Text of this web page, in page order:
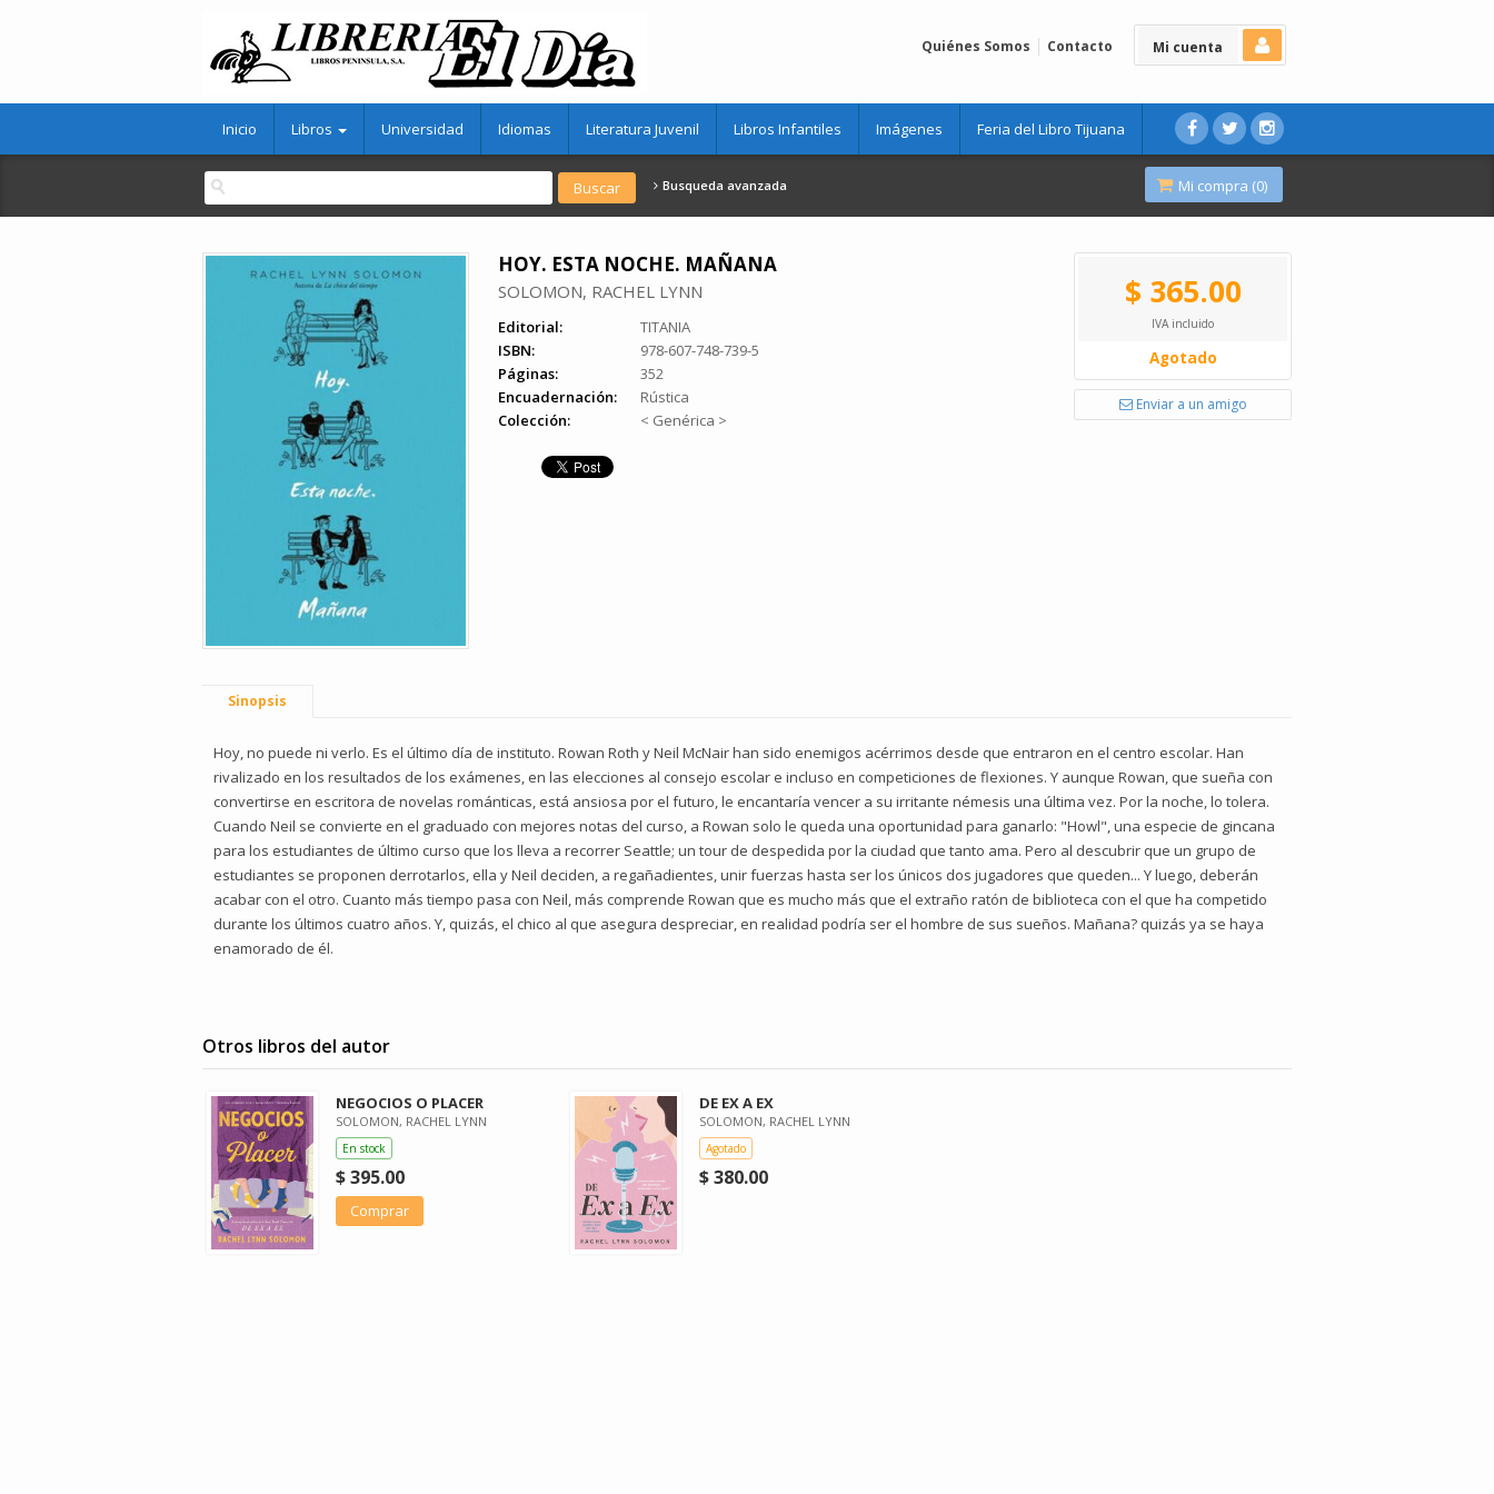
Mi cuenta
Quiénes Somos Contacto
Inicio Libros Universidad Idiomas Literatura Juvenil Libros Infantiles Imágenes Feria del Libro Tijuana
Busqueda avanzada Mi compra (0)
HOY. ESTA NOCHE. MAÑANA
SOLOMON, RACHEL LYNN
Editorial:
TITANIA
ISBN:
978-607-748-739-5
Páginas:
352
Encuadernación:
Rústica
Colección:
< Genérica >
$ 365.00
IVA incluido
Agotado
Enviar a un amigo
Sinopsis
Hoy, no puede ni verlo. Es el último día de instituto. Rowan Roth y Neil McNair han sido enemigos acérrimos desde que entraron en el centro escolar. Han
rivalizado en los resultados de los exámenes, en las elecciones al consejo escolar e incluso en competiciones de flexiones. Y aunque Rowan, que sueña con
convertirse en escritora de novelas románticas, está ansiosa por el futuro, le encantaría vencer a su irritante némesis una última vez. Por la noche, lo tolera.
Cuando Neil se convierte en el graduado con mejores notas del curso, a Rowan solo le queda una oportunidad para ganarlo: "Howl", una especie de gincana
para los estudiantes de último curso que los lleva a recorrer Seattle; un tour de despedida por la ciudad que tanto ama. Pero al descubrir que un grupo de
estudiantes se proponen derrotarlos, ella y Neil deciden, a regañadientes, unir fuerzas hasta ser los únicos dos jugadores que queden... Y luego, deberán
acabar con el otro. Cuanto más tiempo pasa con Neil, más comprende Rowan que es mucho más que el extraño ratón de biblioteca con el que ha competido
durante los últimos cuatro años. Y, quizás, el chico al que asegura despreciar, en realidad podría ser el hombre de sus sueños. Mañana? quizás ya se haya
enamorado de él.
Otros libros del autor
NEGOCIOS O PLACER
SOLOMON, RACHEL LYNN
En stock
$ 395.00
Comprar
DE EX A EX
SOLOMON, RACHEL LYNN
Agotado
$ 380.00